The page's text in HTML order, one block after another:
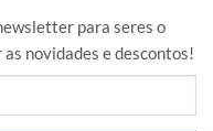
para seres o
novidades e descontos!